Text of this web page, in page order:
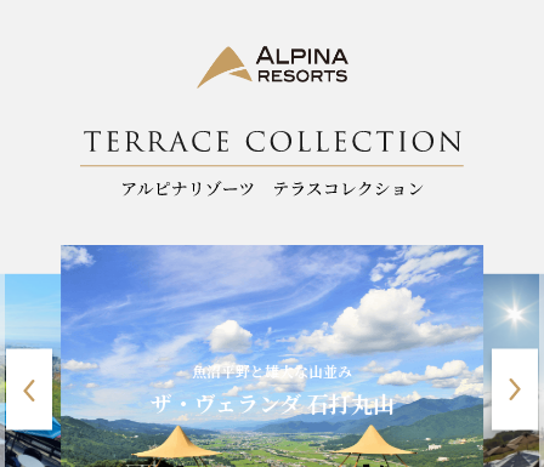
魚沼平野と雄大な山並み
ザ・ヴェランダ 石打丸山